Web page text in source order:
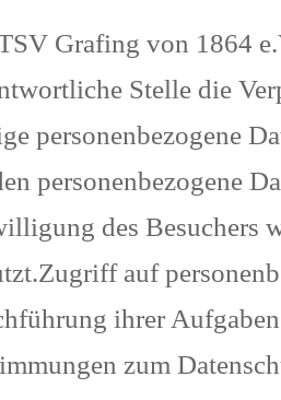
Grafing von 1864
Stelle die
personenbezogene
personenbezogene
des Besuchers
auf
ihrer
zum